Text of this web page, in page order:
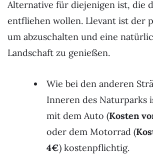
Alternative für diejenigen ist, die
entfliehen wollen. Llevant ist der
um abzuschalten und eine
Landschaft zu genießen.
Wie bei den anderen
Inneren des Naturparks
mit dem Auto (Kosten
oder dem Motorrad (
4€) kostenpflichtig.